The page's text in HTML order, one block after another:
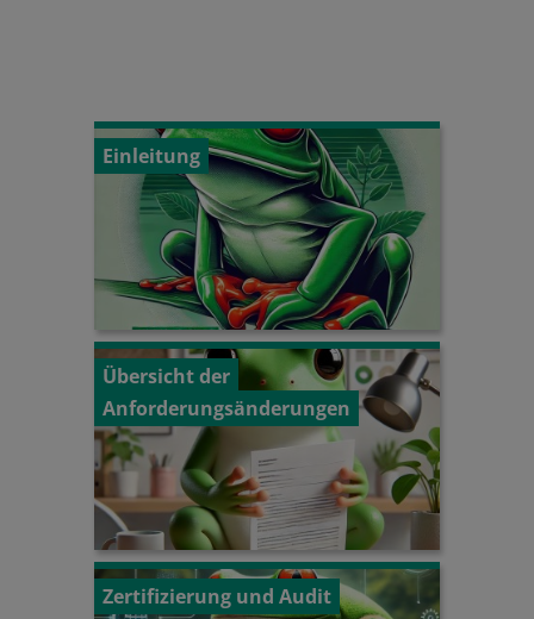
Einleitung
Übersicht der
Anforderungsänderungen
Zertifizierung und Audit